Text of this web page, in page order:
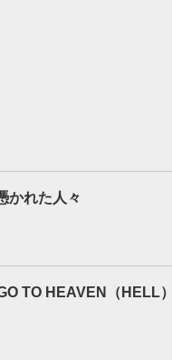
かれた人々
TO HEAVEN（HELL